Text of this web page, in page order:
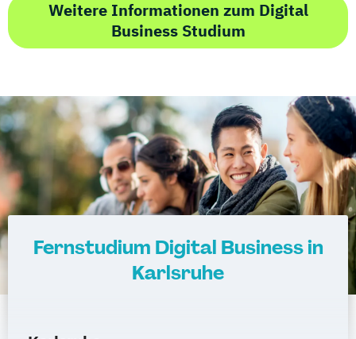
Weitere Informationen zum Digital
Business Studium
Fernstudium Digital Business in
Karlsruhe